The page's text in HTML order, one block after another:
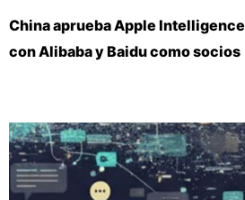
China aprueba Apple Intelligence
con Alibaba y Baidu como socios